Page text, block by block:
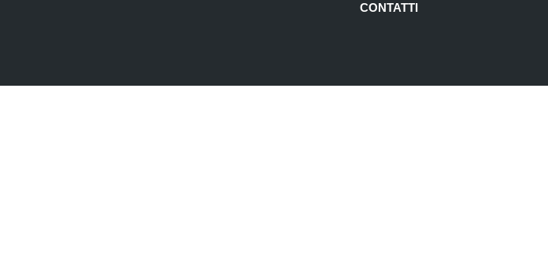
CONTATTI